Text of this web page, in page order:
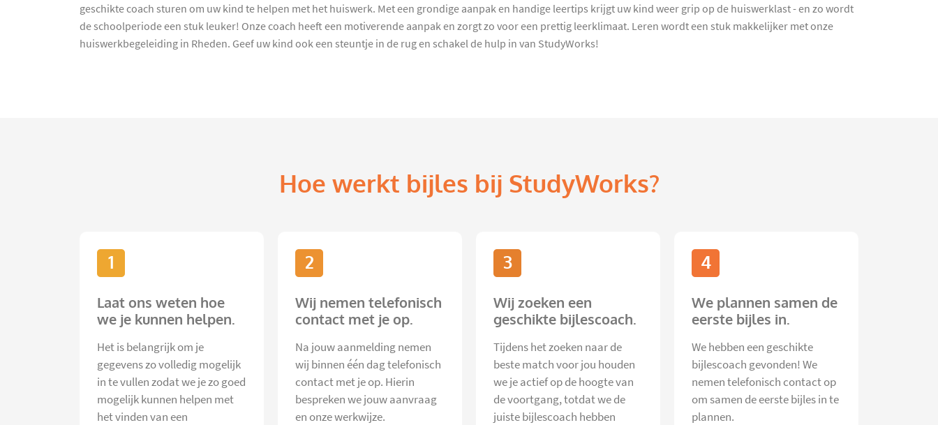
geschikte coach sturen om uw kind te helpen met het huiswerk. Met een grondige aanpak en handige leertips krijgt uw kind weer grip op de huiswerklast - en zo wordt
de schoolperiode een stuk leuker! Onze coach heeft een motiverende aanpak en zorgt zo voor een prettig leerklimaat. Leren wordt een stuk makkelijker met onze
huiswerkbegeleiding in Rheden. Geef uw kind ook een steuntje in de rug en schakel de hulp in van StudyWorks!
Hoe werkt bijles bij StudyWorks?
1
Laat ons weten hoe
we je kunnen helpen.
Het is belangrijk om je
gegevens zo volledig mogelijk
in te vullen zodat we je zo goed
mogelijk kunnen helpen met
het vinden van een
2
Wij nemen telefonisch
contact met je op.
Na jouw aanmelding nemen
wij binnen één dag telefonisch
contact met je op. Hierin
bespreken we jouw aanvraag
en onze werkwijze.
3
Wij zoeken een
geschikte bijlescoach.
Tijdens het zoeken naar de
beste match voor jou houden
we je actief op de hoogte van
de voortgang, totdat we de
juiste bijlescoach hebben
4
We plannen samen de
eerste bijles in.
We hebben een geschikte
bijlescoach gevonden! We
nemen telefonisch contact op
om samen de eerste bijles in te
plannen.